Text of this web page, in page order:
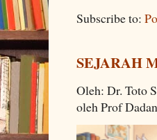
Subscribe to:
SEJARAH
Oleh: Dr. Toto
oleh Prof